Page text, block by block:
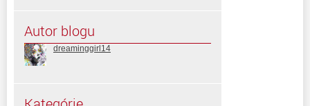
Autor blogu
dreaminggirl14